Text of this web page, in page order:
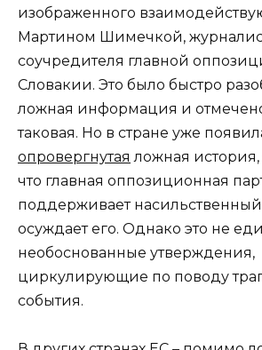
изображенного
Мартином Шимечкой,
соучредителя главной
Словакии. Это было быстро
ложная информация и
таковая. Но в стране уже
опровергнутая ложная
что главная оппозиционная
поддерживает насильственный
осуждает его. Однако это не
необоснованные утверждения,
циркулирующие по поводу
события.